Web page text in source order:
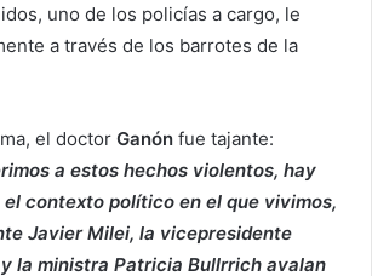
uno de los policías a cargo, le
a través de los barrotes de la
el doctor Ganón fue tajante:
a estos hechos violentos, hay
contexto político en el que vivimos,
Javier Milei, la vicepresidente
la ministra Patricia Bullrrich avalan